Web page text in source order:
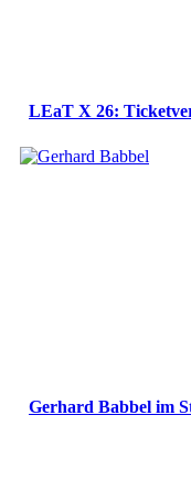
LEaT X 26:
Gerhard Babbel im